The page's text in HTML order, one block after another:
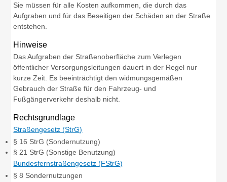
Sie müssen für alle Kosten aufkommen, die durch das
Aufgraben und für das Beseitigen der Schäden an der Straße
entstehen.
Hinweise
Das Aufgraben der Straßenoberfläche zum Verlegen
öffentlicher Versorgungsleitungen dauert in der Regel nur
kurze Zeit. Es beeinträchtigt den widmungsgemäßen
Gebrauch der Straße für den Fahrzeug- und
Fußgängerverkehr deshalb nicht.
Rechtsgrundlage
Straßengesetz (StrG)
§ 16 StrG (Sondernutzung)
§ 21 StrG (Sonstige Benutzung)
Bundesfernstraßengesetz (FStrG)
§ 8 Sondernutzungen